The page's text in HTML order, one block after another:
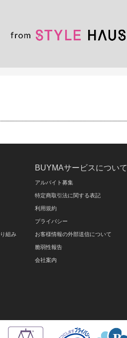
組み
BUYMAサービスについて
アルバイト募集
特定商取引法に関する表記
利用規約
プライバシー
お客様情報の外部送信について
脆弱性報告
会社案内